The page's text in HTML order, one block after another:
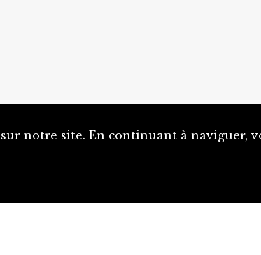
notre site. En continuant à naviguer,